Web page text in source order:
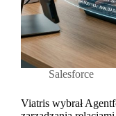
Salesforce
Viatris wybrał